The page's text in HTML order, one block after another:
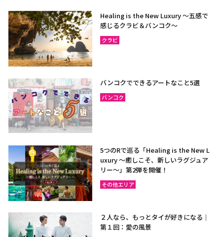
Healing is the New Luxury ～五感で
感じるクラビ＆バンコク～
クラビ
バンコクでできるアートなこと5選
バンコク
5つのRで巡る「Healing is the New L
uxury ～癒しこそ、新しいラグジュア
リー〜」第2弾を開催！
その他エリア
２人なら、もっとタイが好きになる｜
第１回：愛の風景